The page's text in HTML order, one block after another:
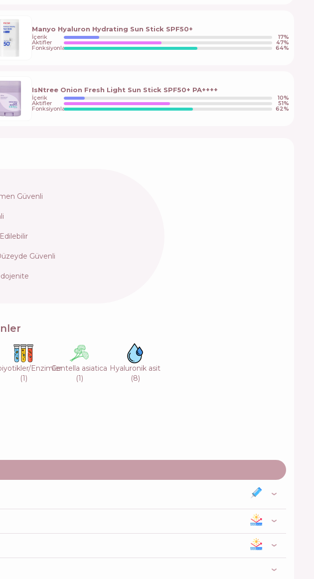
Manyo Hyaluron Hydrating Sun Stick SPF50+
İçerik 17%
Aktifler 47%
Fonksiyonlar 64%
IsNtree Onion Fresh Light Sun Stick SPF50+ PA++++
İçerik 10%
Aktifler 51%
Fonksiyonlar 62%
Güvenli
Güvenli
Enzimler
(1)
Centella asiatica
(1)
Hyaluronik asit
(8)